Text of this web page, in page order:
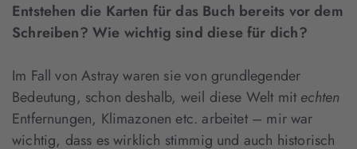
Entstehen die Karten für das Buch bereits vor dem
Schreiben? Wie wichtig sind diese für dich?
Im Fall von Astray waren sie von grundlegender
Bedeutung, schon deshalb, weil diese Welt mit echten
Entfernungen, Klimazonen etc. arbeitet – mir war
wichtig, dass es wirklich stimmig und auch historisch